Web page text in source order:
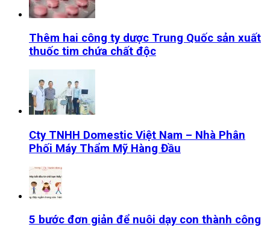
Thêm hai công ty dược Trung Quốc sản xuất
thuốc tim chứa chất độc
Cty TNHH Domestic Việt Nam – Nhà Phân
Phối Máy Thẩm Mỹ Hàng Đầu
5 bước đơn giản để nuôi dạy con thành công